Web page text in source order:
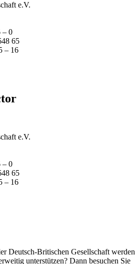
e.V.
– 0
65
– 16
e.V.
– 0
65
– 16
Deutsch-Britischen Gesellschaft werden
unterstützen? Dann besuchen Sie